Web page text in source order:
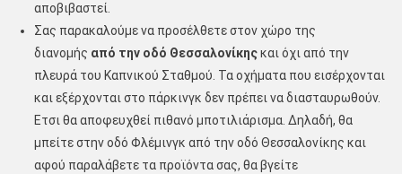
αποβιβαστεί.
Σας παρακαλούμε να προσέλθετε στον χώρο της
διανομής από την οδό Θεσσαλονίκηςκαι όχι από την
πλευρά του Καπνικού Σταθμού. Τα οχήματα που εισέρχονται
και εξέρχονται στο πάρκινγκ δεν πρέπει να διασταυρωθούν.
Ετσι θα αποφευχθεί πιθανό μποτιλιάρισμα. Δηλαδή, θα
μπείτε στην οδό Φλέμινγκ από την οδό Θεσσαλονίκης και
αφού παραλάβετε τα προϊόντα σας, θα βγείτε